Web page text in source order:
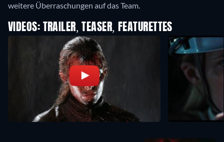
weitere Überraschungen auf das Team.
VIDEOS: TRAILER, TEASER, FEATURETTES